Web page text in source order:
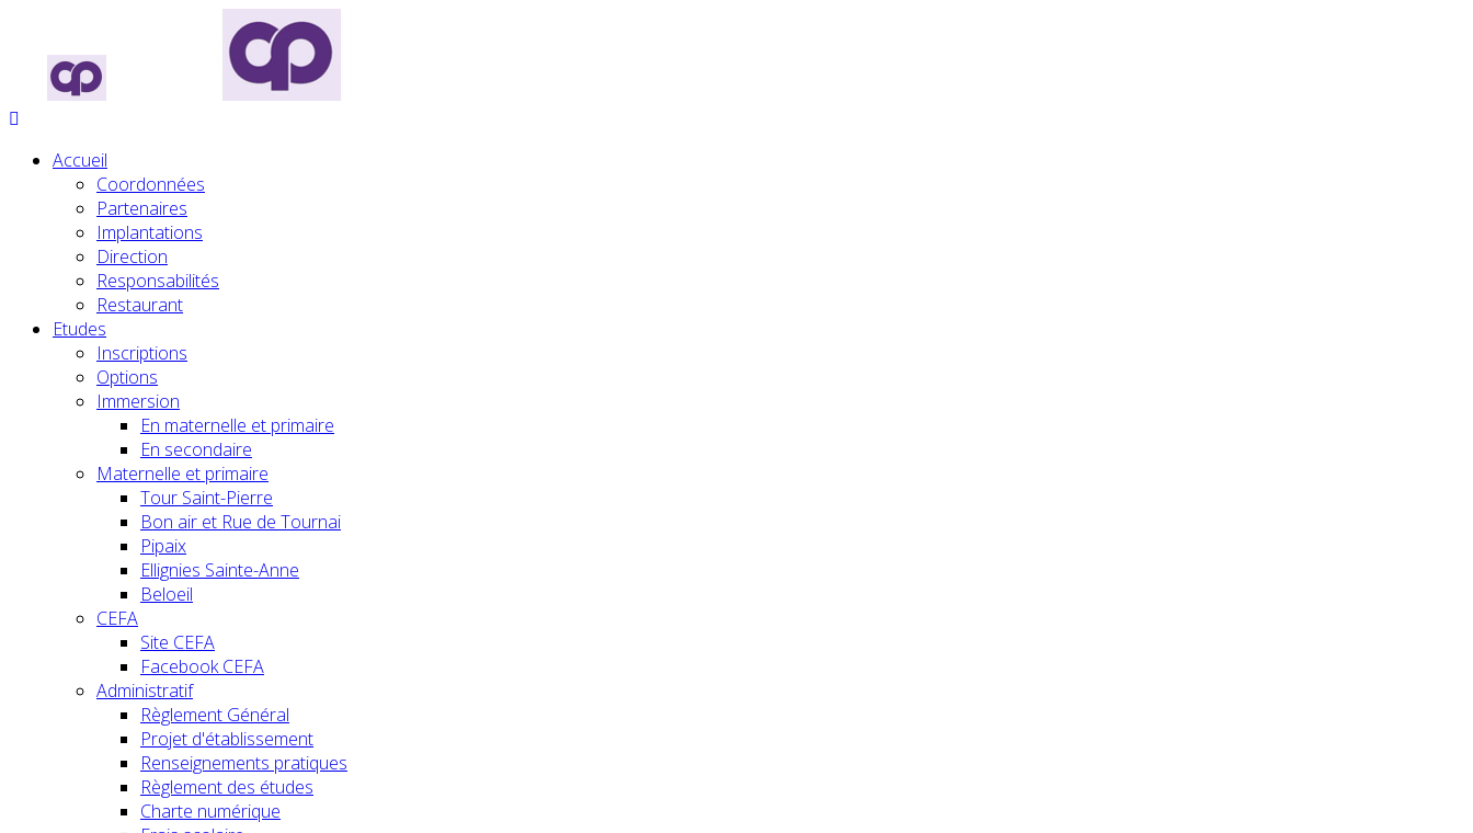
Accueil
Coordonnées
Partenaires
Implantations
Direction
Responsabilités
Restaurant
Etudes
Inscriptions
Options
Immersion
En maternelle et primaire
En secondaire
Maternelle et primaire
Tour Saint-Pierre
Bon air et Rue de Tournai
Pipaix
Ellignies Sainte-Anne
Beloeil
CEFA
Site CEFA
Facebook CEFA
Administratif
Règlement Général
Projet d'établissement
Renseignements pratiques
Règlement des études
Charte numérique